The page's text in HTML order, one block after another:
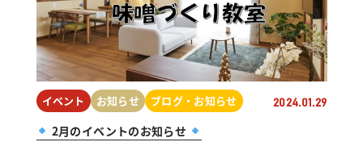
イベント お知らせ ブログ・お知らせ 2024.01.29
2月のイベントのお知らせ